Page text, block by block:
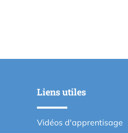
Liens utiles
Vidéos d'apprentisage